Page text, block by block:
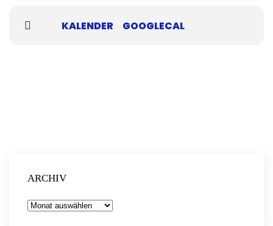
KALENDER GOOGLECAL
ARCHIV
Archiv